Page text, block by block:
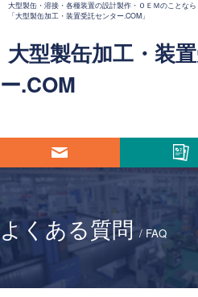
⼤型製⽸・溶接・各種装置の設計製作・ＯＥＭのことなら
「大型製缶加工・装置受託センター.COM」
大型製缶加工・装
ー.COM
よくある質問/ FAQ